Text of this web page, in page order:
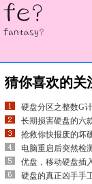
猜你喜欢的关
硬盘分区之整数G
长期损害硬盘的六
抢救你快报废的坏
电脑重启后突然检
优盘，移动硬盘插
硬盘的真正凶手手